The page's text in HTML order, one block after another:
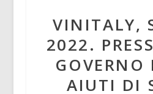
VINITALY,
2022.
GOVERNO
AIUTI DI